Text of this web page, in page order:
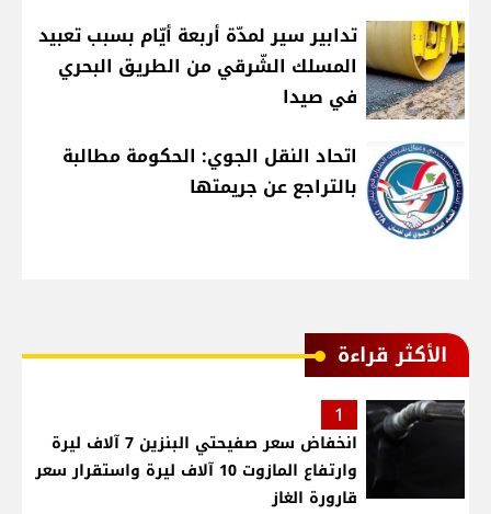
تدابير سير لمدّة أربعة أيّام بسبب تعبيد
المسلك الشّرقي من الطريق البحري
في صيدا
اتحاد النقل الجوي: الحكومة مطالبة
بالتراجع عن جريمتها
الأكثر قراءة
1
انخفاض سعر صفيحتي البنزين 7 آلاف ليرة
وارتفاع المازوت 10 آلاف ليرة واستقرار سعر
قارورة الغاز